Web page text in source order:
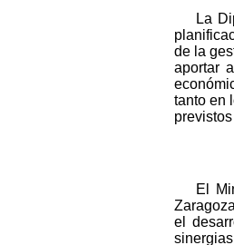
La
de la
aportar
tanto en
El
el